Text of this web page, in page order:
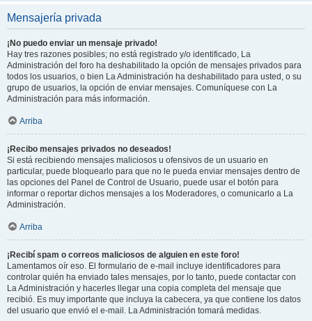
Mensajería privada
¡No puedo enviar un mensaje privado!
Hay tres razones posibles; no está registrado y/o identificado, La
Administración del foro ha deshabilitado la opción de mensajes privados para
todos los usuarios, o bien La Administración ha deshabilitado para usted, o su
grupo de usuarios, la opción de enviar mensajes. Comuníquese con La
Administración para más información.
Arriba
¡Recibo mensajes privados no deseados!
Si está recibiendo mensajes maliciosos u ofensivos de un usuario en
particular, puede bloquearlo para que no le pueda enviar mensajes dentro de
las opciones del Panel de Control de Usuario, puede usar el botón para
informar o reportar dichos mensajes a los Moderadores, o comunicarlo a La
Administración.
Arriba
¡Recibí spam o correos maliciosos de alguien en este foro!
Lamentamos oír eso. El formulario de e-mail incluye identificadores para
controlar quién ha enviado tales mensajes, por lo tanto, puede contactar con
La Administración y hacerles llegar una copia completa del mensaje que
recibió. Es muy importante que incluya la cabecera, ya que contiene los datos
del usuario que envió el e-mail. La Administración tomará medidas.